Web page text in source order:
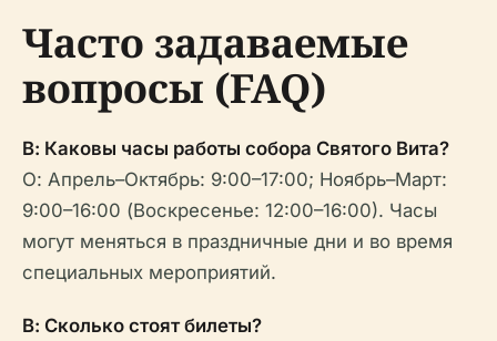
Часто задаваемые
вопросы (FAQ)
В: Каковы часы работы собора Святого Вита?
О: Апрель–Октябрь: 9:00–17:00; Ноябрь–Март:
9:00–16:00 (Воскресенье: 12:00–16:00). Часы
могут меняться в праздничные дни и во время
специальных мероприятий.
В: Сколько стоят билеты?